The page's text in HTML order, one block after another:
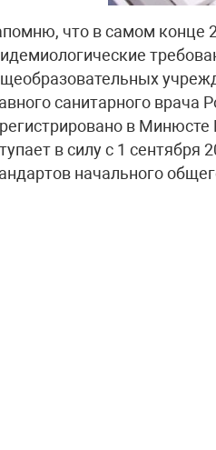
что в самом конце
санитарного врача
в Минюсте
в силу с 1
начального